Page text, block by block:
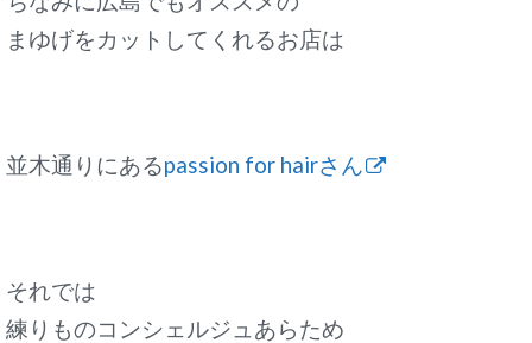
まゆげをカットしてくれるお店は
並木通りにあるpassion for hairさん
それでは
練りものコンシェルジュあらため